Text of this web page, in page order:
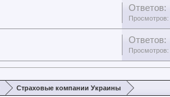
Ответов:
Просмотров:
Ответов:
Просмотров:
Страховые компании Украины